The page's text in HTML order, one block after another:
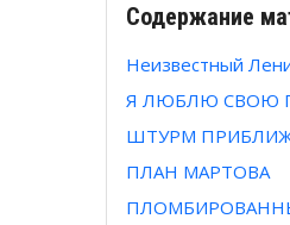
Содержание
Неизвестный
Я ЛЮБЛЮ СВОЮ
ШТУРМ
ПЛАН МАРТОВА